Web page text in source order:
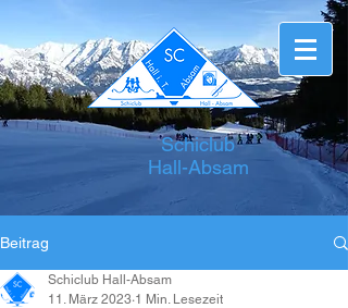
Schiclub
Hall-Absam
Beitrag
Schiclub Hall-Absam
11. März 2023 1 Min. Lesezeit